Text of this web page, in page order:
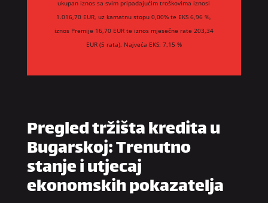
ukupan iznos sa svim pripadajućim troškovima iznosi
1.016,70 EUR, uz kamatnu stopu 0,00% te EKS 6,96 %,
iznos Premije 16,70 EUR te iznos mjesečne rate 203,34
EUR (5 rata). Najveća EKS: 7,15 %
Pregled tržišta kredita u
Bugarskoj: Trenutno
stanje i utjecaj
ekonomskih pokazatelja